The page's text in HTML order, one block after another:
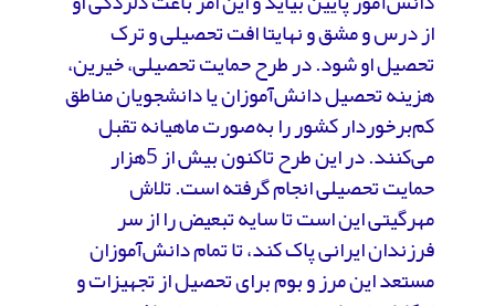
از درس و مشق و نهایتا افت تحصیلی و ترک
تحصیل او شود. در طرح حمایت تحصیلی، خیرین،
هزینه تحصیل دانش‌آموزان یا دانشجویان مناطق
کم‌برخوردار کشور را به‌صورت ماهیانه تقبل
می‌کنند. در این طرح تاکنون بیش از 5هزار
حمایت تحصیلی انجام گرفته است. تلاش
مهرگیتی این است تا سایه تبعیض را از سر
فرزندان ایرانی پاک کند، تا تمام دانش‌آموزان
مستعد این مرز و بوم برای تحصیل از تجهیزات و